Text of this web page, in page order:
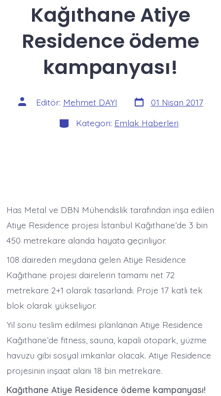
Kağıthane Atiye
Residence ödeme
kampanyası!
Yazının
yazarı
Editör: Mehmet DAYI Yazı
tarihi
01 Nisan 2017
Kategoriler
Kategori: Emlak Haberleri
Has Metal ve DBN Mühendislik tarafından inşa edilen
Atiye Residence projesi İstanbul Kağıthane’de 3 bin
450 metrekare alanda hayata geçiriliyor.
108 daireden meydana gelen Atiye Residence
Kağıthane projesi dairelerin tamamı net 72
metrekare 2+1 olarak tasarlandı. Proje 17 katlı tek
blok olarak yükseliyor.
Yıl sonu teslim edilmesi planlanan Atiye Residence
Kağıthane’de fitness, sauna, kapalı otopark, yüzme
havuzu gibi sosyal imkanlar olacak. Atiye Residence
projesinin inşaat alanı 18 bin metrekare.
Kağıthane Atiye Residence ödeme kampanyası!